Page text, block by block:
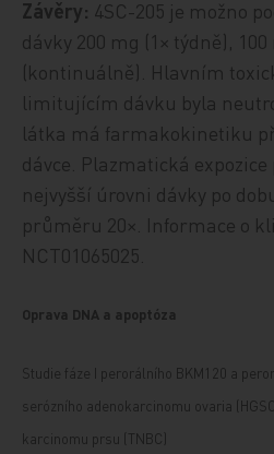
Závěry: 4SC-205 je možno
dávky 200 mg (1× týdně),
(kontinuálně). Hlavním
limitujícím dávku byla
látka má farmakokinetiku
dávce. Plazmatická
nejvyšší úrovni dávky po
průměru 20×. Informace o
NCT01065025.
Oprava DNA a apoptóza
Studie fáze I perorálního BKM120 a
serózního adenokarcinomu ovaria
karcinomu prsu (TNBC)